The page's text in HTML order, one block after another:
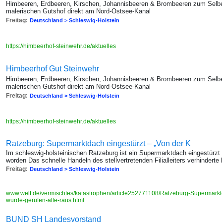
Himbeeren, Erdbeeren, Kirschen, Johannisbeeren & Brombeeren zum
malerischen Gutshof direkt am Nord-Ostsee-Kanal
Freitag: Deutschland > Schleswig-Holstein
https://himbeerhof-steinwehr.de/aktuelles
Himbeerhof Gut Steinwehr
Himbeeren, Erdbeeren, Kirschen, Johannisbeeren & Brombeeren zum
malerischen Gutshof direkt am Nord-Ostsee-Kanal
Freitag: Deutschland > Schleswig-Holstein
https://himbeerhof-steinwehr.de/aktuelles
Ratzeburg: Supermarktdach eingestürzt – „Von der K
Im schleswig-holsteinischen Ratzeburg ist ein Supermarktdach
worden Das schnelle Handeln des stellvertretenden Filialleiters
Freitag: Deutschland > Schleswig-Holstein
www.welt.de/vermischtes/katastrophen/article252771108/Ratzeburg-
wurde-gerufen-alle-raus.html
BUND SH Landesvorstand